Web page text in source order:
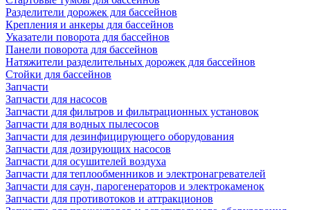
Разделители дорожек для бассейнов
Крепления и анкеры для бассейнов
Указатели поворота для бассейнов
Панели поворота для бассейнов
Натяжители разделительных дорожек для бассейнов
Стойки для бассейнов
Запчасти
Запчасти для насосов
Запчасти для фильтров и фильтрационных установок
Запчасти для водных пылесосов
Запчасти для дезинфицирующего оборудования
Запчасти для дозирующих насосов
Запчасти для осушителей воздуха
Запчасти для теплообменников и электронагревателей
Запчасти для саун, парогенераторов и электрокаменок
Запчасти для противотоков и аттракционов